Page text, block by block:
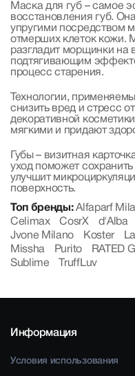
Маска для губ – самое
восстановления губ.
упругими посредством
отмерших клеток кожи.
разгладит морщинки на
подтягивающим
процесс старения.
Технологии,
снизить вред и стресс
декоративной
мягкими и придают
Губы – визитная
уход поможет
улучшит
поверхность.
Топ бренды: Alfaparf
Celimax
CosrX d'Alba
Jvone Milano
Koster
Missha
Purito RATED
Sublime
TruffLuv
Информация
Условия использования